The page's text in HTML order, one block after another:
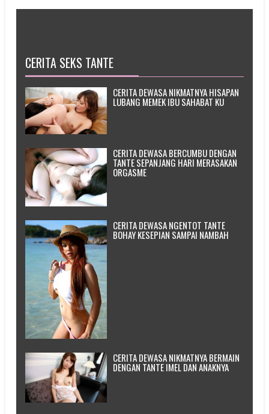
CERITA SEKS TANTE
CERITA DEWASA NIKMATNYA HISAPAN
LUBANG MEMEK IBU SAHABAT KU
CERITA DEWASA BERCUMBU DENGAN
TANTE SEPANJANG HARI MERASAKAN
ORGASME
CERITA DEWASA NGENTOT TANTE
BOHAY KESEPIAN SAMPAI NAMBAH
CERITA DEWASA NIKMATNYA BERMAIN
DENGAN TANTE IMEL DAN ANAKNYA